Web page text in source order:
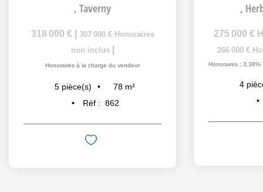
, Taverny
318 000 € 307 000 € Honoraires
non inclus
Honoraires à la charge du vendeur
5 pièce(s) 78 m²
Réf : 862
,
275 000 €
266 000 €
Honoraires : 3,38%
4